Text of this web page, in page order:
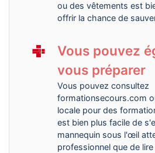
ou des vêtements est
offrir la chance de
Vous pouvez
vous préparer
Vous pouvez consultez
formationsecours.com
locale pour des
est bien plus facile de
mannequin sous l'œil
professionnel que de